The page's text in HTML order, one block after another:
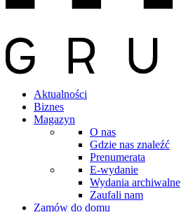
Aktualności
Biznes
Magazyn
O nas
Gdzie nas znaleźć
Prenumerata
E-wydanie
Wydania archiwalne
Zaufali nam
Zamów do domu